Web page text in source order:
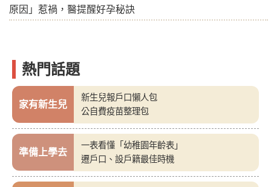
原因」惹禍，醫提醒好孕秘訣
熱門話題
家有新生兒
新生兒報戶口懶人包
公自費疫苗整理包
準備上學去
一表看懂「幼稚園年齡表」
遷戶口、設戶籍最佳時機